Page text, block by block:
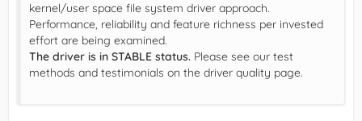
kernel/user space file system driver approach.
Performance, reliability and feature richness per invested
effort are being examined.
The driver is in STABLE status. Please see our test
methods and testimonials on the driver quality page.